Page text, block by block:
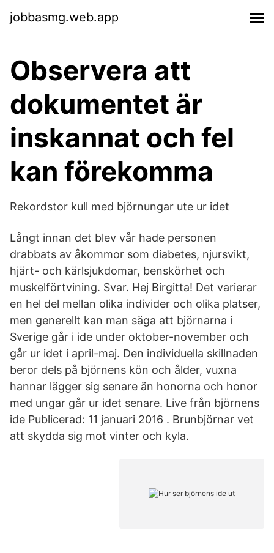
jobbasmg.web.app
Observera att
dokumentet är
inskannat och fel
kan förekomma
Rekordstor kull med björnungar ute ur idet
Långt innan det blev vår hade personen
drabbats av åkommor som diabetes, njursvikt,
hjärt- och kärlsjukdomar, benskörhet och
muskelförtvining. Svar. Hej Birgitta! Det varierar
en hel del mellan olika individer och olika platser,
men generellt kan man säga att björnarna i
Sverige går i ide under oktober-november och
går ur idet i april-maj. Den individuella skillnaden
beror dels på björnens kön och ålder, vuxna
hannar lägger sig senare än honorna och honor
med ungar går ur idet senare. Live från björnens
ide Publicerad: 11 januari 2016 . Brunbjörnar vet
att skydda sig mot vinter och kyla.